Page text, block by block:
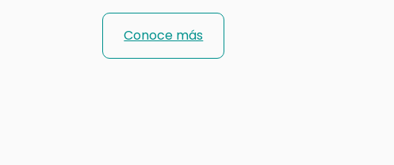
Conoce más